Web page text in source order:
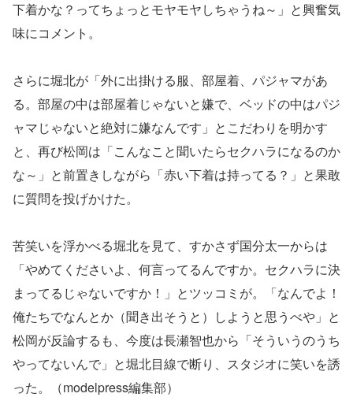
下着かな？ってちょっとモヤモヤしちゃうね～」と興奮気
味にコメント。
さらに堀北が「外に出掛ける服、部屋着、パジャマがあ
る。部屋の中は部屋着じゃないと嫌で、ベッドの中はパジ
ャマじゃないと絶対に嫌なんです」とこだわりを明かす
と、再び松岡は「こんなこと聞いたらセクハラになるのか
な～」と前置きしながら「赤い下着は持ってる？」と果敢
に質問を投げかけた。
苦笑いを浮かべる堀北を見て、すかさず国分太一からは
「やめてくださいよ、何言ってるんですか。セクハラに決
まってるじゃないですか！」とツッコミが。「なんでよ！
俺たちでなんとか（聞き出そうと）しようと思うべや」と
松岡が反論するも、今度は長瀬智也から「そういうのうち
やってないんで」と堀北目線で断り、スタジオに笑いを誘
った。（modelpress編集部）